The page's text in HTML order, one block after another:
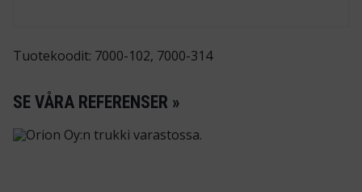
Tuotekoodit: 7000-102, 7000-314
SE VÅRA REFERENSER »